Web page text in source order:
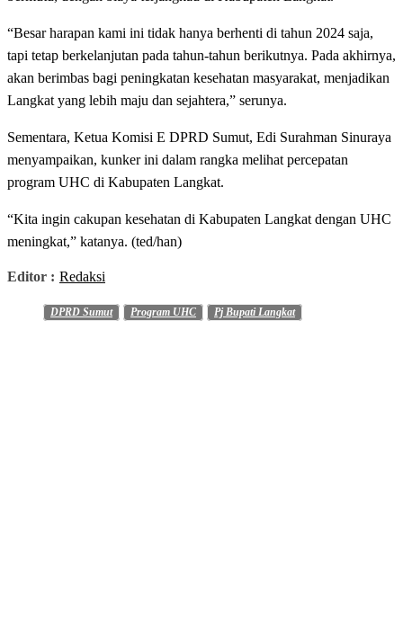
“Besar harapan kami ini tidak hanya berhenti di tahun 2024 saja,
tapi tetap berkelanjutan pada tahun-tahun berikutnya. Pada akhirnya,
akan berimbas bagi peningkatan kesehatan masyarakat, menjadikan
Langkat yang lebih maju dan sejahtera,” serunya.
Sementara, Ketua Komisi E DPRD Sumut, Edi Surahman Sinuraya
menyampaikan, kunker ini dalam rangka melihat percepatan
program UHC di Kabupaten Langkat.
“Kita ingin cakupan kesehatan di Kabupaten Langkat dengan UHC
meningkat,” katanya. (ted/han)
Editor : Redaksi
DPRD Sumut Program UHC Pj Bupati Langkat